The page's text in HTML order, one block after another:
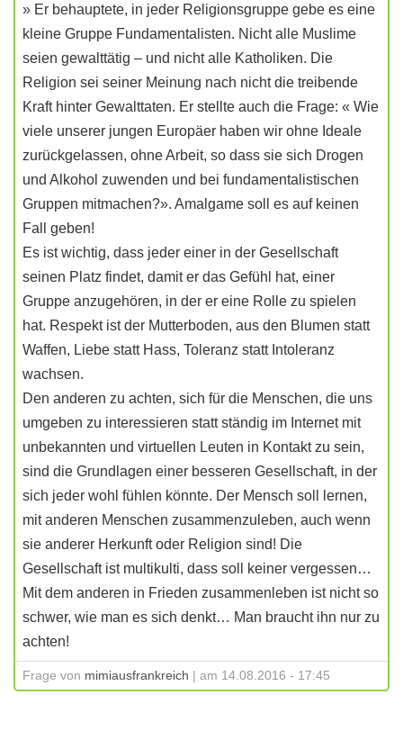
» Er behauptete, in jeder Religionsgruppe gebe es eine
kleine Gruppe Fundamentalisten. Nicht alle Muslime
seien gewalttätig – und nicht alle Katholiken. Die
Religion sei seiner Meinung nach nicht die treibende
Kraft hinter Gewalttaten. Er stellte auch die Frage: « Wie
viele unserer jungen Europäer haben wir ohne Ideale
zurückgelassen, ohne Arbeit, so dass sie sich Drogen
und Alkohol zuwenden und bei fundamentalistischen
Gruppen mitmachen?». Amalgame soll es auf keinen
Fall geben!
Es ist wichtig, dass jeder einer in der Gesellschaft
seinen Platz findet, damit er das Gefühl hat, einer
Gruppe anzugehören, in der er eine Rolle zu spielen
hat. Respekt ist der Mutterboden, aus den Blumen statt
Waffen, Liebe statt Hass, Toleranz statt Intoleranz
wachsen.
Den anderen zu achten, sich für die Menschen, die uns
umgeben zu interessieren statt ständig im Internet mit
unbekannten und virtuellen Leuten in Kontakt zu sein,
sind die Grundlagen einer besseren Gesellschaft, in der
sich jeder wohl fühlen könnte. Der Mensch soll lernen,
mit anderen Menschen zusammenzuleben, auch wenn
sie anderer Herkunft oder Religion sind! Die
Gesellschaft ist multikulti, dass soll keiner vergessen…
Mit dem anderen in Frieden zusammenleben ist nicht so
schwer, wie man es sich denkt… Man braucht ihn nur zu
achten!
Frage von mimiausfrankreich | am 14.08.2016 - 17:45